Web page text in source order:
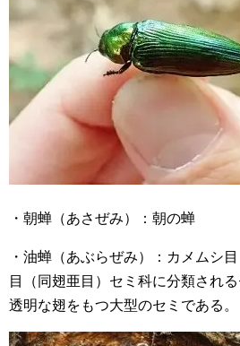
・朝蝉（あさぜみ）：朝の蝉
・油蝉（あぶらぜみ）：カメムシ
目（同翅亜目）セミ科に分類され
透明な翅をもつ大型のセミである。